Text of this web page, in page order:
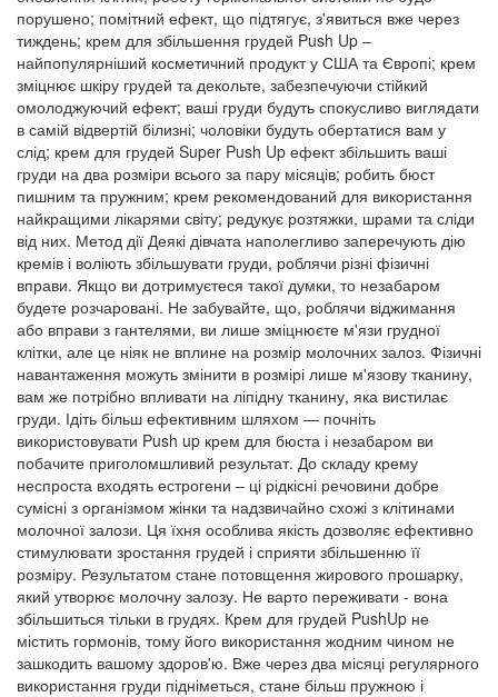
порушено; помітний ефект, що підтягує, з'явиться вже через
тиждень; крем для збільшення грудей Push Up –
найпопулярніший косметичний продукт у США та Європі; крем
зміцнює шкіру грудей та декольте, забезпечуючи стійкий
омолоджуючий ефект; ваші груди будуть спокусливо виглядати
в самій відвертій білизні; чоловіки будуть обертатися вам у
слід; крем для грудей Super Push Up ефект збільшить ваші
груди на два розміри всього за пару місяців; робить бюст
пишним та пружним; крем рекомендований для використання
найкращими лікарями світу; редукує розтяжки, шрами та сліди
від них. Метод дії Деякі дівчата наполегливо заперечують дію
кремів і воліють збільшувати груди, роблячи різні фізичні
вправи. Якщо ви дотримуєтеся такої думки, то незабаром
будете розчаровані. Не забувайте, що, роблячи віджимання
або вправи з гантелями, ви лише зміцнюєте м'язи грудної
клітки, але це ніяк не вплине на розмір молочних залоз. Фізичні
навантаження можуть змінити в розмірі лише м'язову тканину,
вам же потрібно впливати на ліпідну тканину, яка вистилає
груди. Ідіть більш ефективним шляхом — почніть
використовувати Push up крем для бюста і незабаром ви
побачите приголомшливий результат. До складу крему
неспроста входять естрогени – ці рідкісні речовини добре
сумісні з організмом жінки та надзвичайно схожі з клітинами
молочної залози. Ця їхня особлива якість дозволяє ефективно
стимулювати зростання грудей і сприяти збільшенню її
розміру. Результатом стане потовщення жирового прошарку,
який утворює молочну залозу. Не варто переживати - вона
збільшиться тільки в грудях. Крем для грудей PushUp не
містить гормонів, тому його використання жодним чином не
зашкодить вашому здоров'ю. Вже через два місяці регулярного
використання груди підніметься, стане більш пружною і